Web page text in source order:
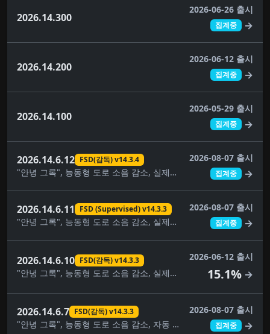
2026.14.300
2026-06-26 출시
집계중 →
2026.14.200
2026-06-12 출시
집계중 →
2026.14.100
2026-05-29 출시
집계중 →
2026.14.6.12 FSD(감독) v14.3.4
"안녕 그록", 능동형 도로 소음 감소, 실제로 스마트 소환, 자동 소프트웨어 업데이트, 사각지대 경고등, 주차 중 사각지대 경고, 컴포트 브레이킹, 대시캠 뷰어 업데이트, FSD(감독) v14.3.4, 완전 자율주행(감독), 몰입형 사운드 업그레이드, 건반, 음악 앱 대기열, 페인트 가게, 애완동물 모드, 후면 디스플레이, 보안 개선, 자율주행 앱, 스케치북, 슈퍼차저 가격 필터, 여행, 시각적 업데이트, 날씨 지도 개선
2026-08-07 출시
집계중 →
2026.14.6.11 FSD (Supervised) v14.3.3
"안녕 그록", 능동형 도로 소음 감소, 실제로 스마트 소환, 자동 소프트웨어 업데이트, 사각지대 경고등, 주차 중 사각지대 경고, 컴포트 브레이킹, 대시캠 뷰어 업데이트, FSD (Supervised) v14.3.3, FSD(감독) v14.3.4, 완전 자율주행(감독), 몰입형 사운드 업그레이드, 건반, 음악 앱 대기열, 페인트 가게, 애완동물 모드, 후면 디스플레이, 보안 개선, 자율주행 앱, 스케치북, 슈퍼차저 가격 필터, 여행, 시각적 업데이트, 날씨 지도 개선
2026-08-07 출시
집계중 →
2026.14.6.10 FSD(감독) v14.3.3
"안녕 그록", 능동형 도로 소음 감소, 실제로 스마트 소환, 자동 소프트웨어 업데이트, 사각지대 경고등, 주차 중 사각지대 경고, 컴포트 브레이킹, 대시캠 뷰어 업데이트, FSD(감독) v14.3.3, FSD(감독) v14.3.4, 완전 자율주행(감독), 몰입형 사운드 업그레이드, 건반, 음악 앱 대기열, 페인트 가게, 애완동물 모드, 후면 디스플레이, 보안 개선, 자율주행 앱, 스케치북, 슈퍼차저 가격 필터, 여행, 시각적 업데이트, 날씨 지도 개선
2026-06-12 출시
15.1% →
2026.14.6.7 FSD(감독) v14.3.3
"안녕 그록", 능동형 도로 소음 감소, 자동 소프트웨어 업데이트, 사각지대 경고등, 주차 중 사각지대 경고, 컴포트 브레이킹, 대시캠 뷰어 업데이트, FSD(감독) v14.3.3, 완전 자율주행(감독), 몰입형 사운드 업그레이드, 건반, 음악 앱 대기열, 페인트 가게, 애완동물 모드, 후면 디스플레이, 보안 개선, 자율주행 앱, 스케치북, 슈퍼차저 가격 필터, 여행, 시각적 업데이트, 날씨 지도 개선
2026-08-07 출시
집계중 →